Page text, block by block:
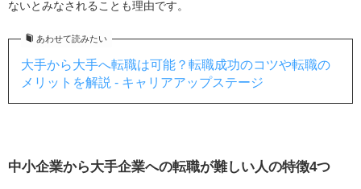
ないとみなされることも理由です。
あわせて読みたい
大手から大手へ転職は可能？転職成功のコツや転職の
メリットを解説 - キャリアアップステージ
中小企業から大手企業への転職が難しい人の特徴4つ